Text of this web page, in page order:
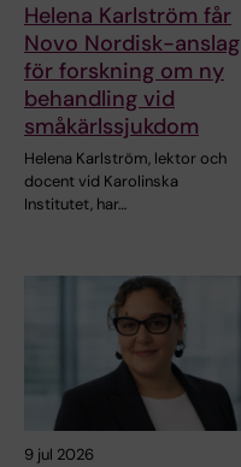
Helena Karlström får
Novo Nordisk-anslag
för forskning om ny
behandling vid
småkärlssjukdom
Helena Karlström, lektor och
docent vid Karolinska
Institutet, har…
9 jul 2026